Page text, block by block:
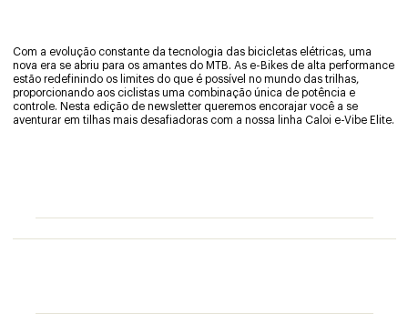
Com a evolução constante da tecnologia das bicicletas elétricas, uma
nova era se abriu para os amantes do MTB. As e-Bikes de alta performance
estão redefinindo os limites do que é possível no mundo das trilhas,
proporcionando aos ciclistas uma combinação única de potência e
controle. Nesta edição de newsletter queremos encorajar você a se
aventurar em tilhas mais desafiadoras com a nossa linha Caloi e-Vibe Elite.